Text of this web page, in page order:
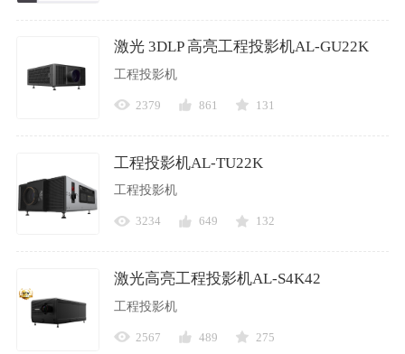
激光 3DLP 高亮工程投影机AL-GU22K
工程投影机
2379 861 131
工程投影机AL-TU22K
工程投影机
3234 649 132
激光高亮工程投影机AL-S4K42
工程投影机
2567 489 275